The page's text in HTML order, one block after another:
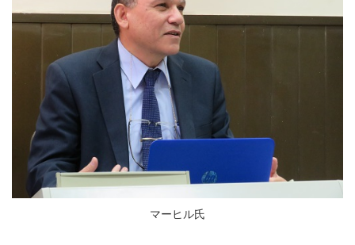
マーヒル氏